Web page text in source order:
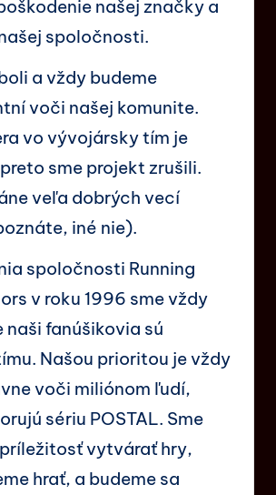
našej značky a
spoločnosti.
a vždy budeme
voči našej komunite.
vo vývojársky tím je
sme projekt zrušili.
veľa dobrých vecí
iné nie).
spoločnosti Running
v roku 1996 sme vždy
naši fanúšikovia sú
Našou prioritou je vždy
voči miliónom ľudí,
sériu POSTAL. Sme
vytvárať hry,
hrať, a budeme sa